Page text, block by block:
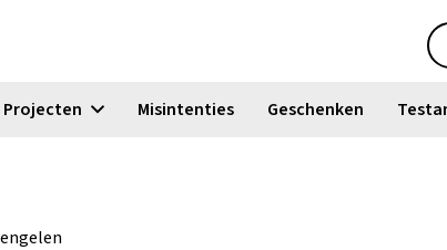
Projecten Misintenties Geschenken